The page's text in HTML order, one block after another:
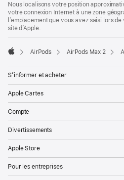
Nous localisons votre position
votre connexion Internet à une zone
l’emplacement que vous avez saisi lors
site d’Apple.
AirPods AirPods Max 2
S’informer et acheter
Apple Cartes
Compte
Divertissements
Apple Store
Pour les entreprises